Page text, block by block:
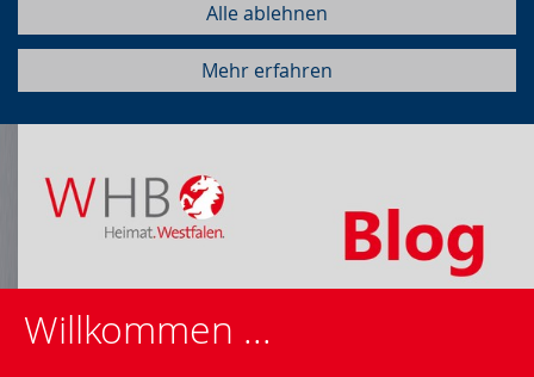
Alle ablehnen
Mehr erfahren
Willkommen ...